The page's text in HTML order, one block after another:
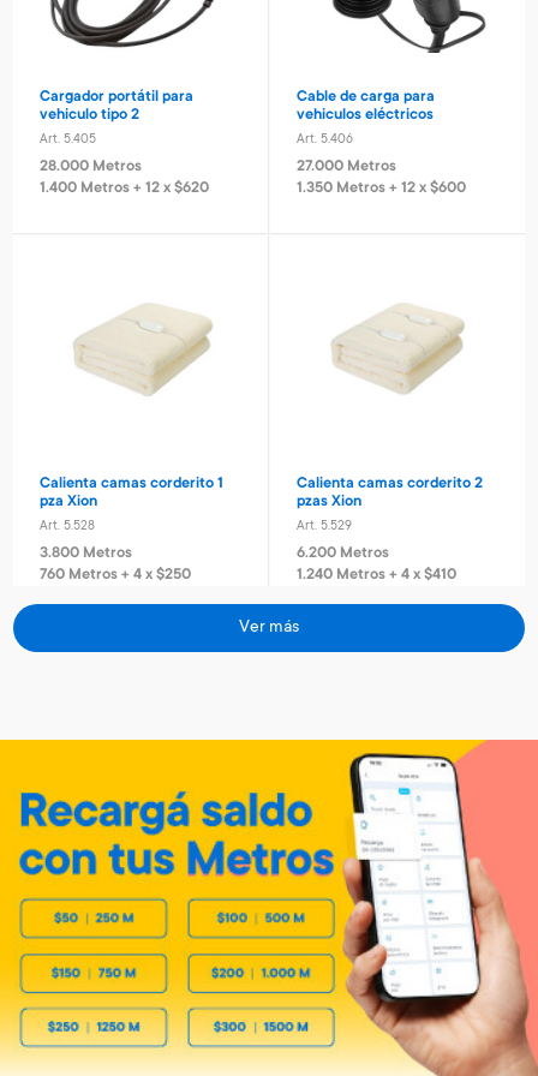
380 Metros + 4 x $120
380 Metros + 4 x $120
Juego de bingo Bluey
Art. 1.980
1.400 Metros
Reloj infantil Stitch
Art. 319
1.300 Metros
Art. 320
260 Metros + 4 x $80
Art. 3.103
1.800 Metros
360 Metros + 4 x $115
Art. 5.338
3.300 Metros
10.000 Metros
3.000 Metros + 4 x $511
Vale Aeropuerto Parking
abierto 15 días
Vale Aeropuerto Parking
techado 15 días
Cargador portátil para
vehiculo tipo 2
Art. 5.405
28.000 Metros
1.400 Metros + 12 x $620
Cable de carga para
vehiculos eléctricos
Art. 5.406
27.000 Metros
1.350 Metros + 12 x $600
Calienta camas corderito 1
pza Xion
Art. 5.528
3.800 Metros
760 Metros + 4 x $250
Calienta camas corderito 2
pzas Xion
Art. 5.529
6.200 Metros
1.240 Metros + 4 x $410
Caloventilador horizontal
Art. 5.553
3.200 Metros
640 Metros + 4 x $210
Estufa de 4 cuarzos turbo
Art. 5.550
11.400 Metros
1.140 Metros + 6 x $500
Envío gratis Envío gratis
Ver más